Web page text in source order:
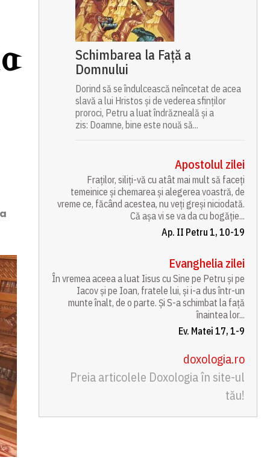
Schimbarea la Față a
Domnului
Dorind să se îndulcească neîncetat de acea
slavă a lui Hristos și de vederea sfinților
proroci, Petru a luat îndrăzneală și a
zis: Doamne, bine este nouă să...
Apostolul zilei
Fraților, siliți-vă cu atât mai mult să faceți
temeinice și chemarea și alegerea voastră, de
vreme ce, făcând acestea, nu veți greși niciodată.
Că așa vi se va da cu bogăție...
Ap. II Petru 1, 10-19
Evanghelia zilei
În vremea aceea a luat Iisus cu Sine pe Petru și pe
Iacov și pe Ioan, fratele lui, și i-a dus într-un
munte înalt, de o parte. Și S-a schimbat la față
înaintea lor...
Ev. Matei 17, 1-9
doxologia.ro
Preia articolele Doxologia în site-ul
tău!